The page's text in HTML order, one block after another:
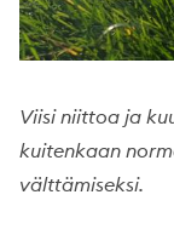
Viisi niittoa ja
kuitenkaan
välttämiseksi.